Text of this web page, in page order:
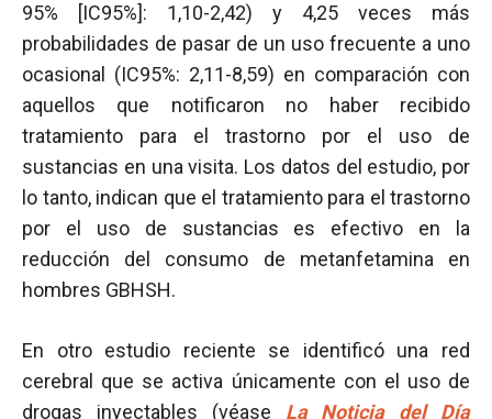
95% [IC95%]: 1,10-2,42) y 4,25 veces más
probabilidades de pasar de un uso frecuente a uno
ocasional (IC95%: 2,11-8,59) en comparación con
aquellos que notificaron no haber recibido
tratamiento para el trastorno por el uso de
sustancias en una visita. Los datos del estudio, por
lo tanto, indican que el tratamiento para el trastorno
por el uso de sustancias es efectivo en la
reducción del consumo de metanfetamina en
hombres GBHSH.
En otro estudio reciente se identificó una red
cerebral que se activa únicamente con el uso de
drogas inyectables (véase La Noticia del Día